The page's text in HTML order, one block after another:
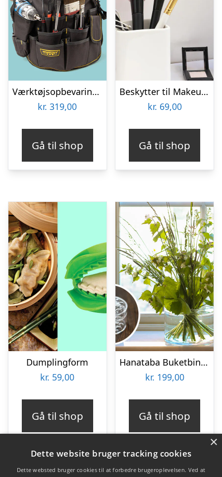
Værktøjsopbevaring til spand
kr. 319,00
Gå til shop
Beskytter til Makeupbørster 3-pak
kr. 69,00
Gå til shop
Dumplingform
kr. 59,00
Gå til shop
Hanataba Buketbinder
kr. 199,00
Gå til shop
×
Dette website bruger tracking cookies
Dette websted bruger cookies til at forbedre brugeroplevelsen. Ved at